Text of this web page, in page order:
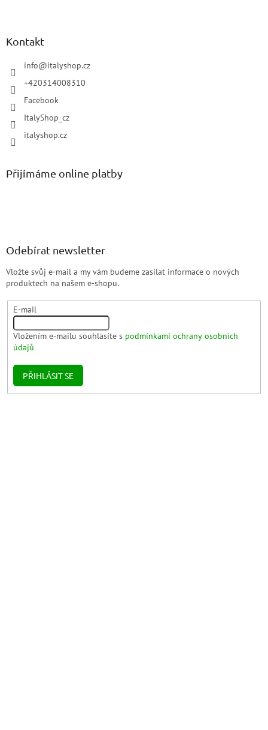
Kontakt
info@italyshop.cz
+420314008310
Facebook
ItalyShop_cz
italyshop.cz
Přijímáme online platby
Odebírat newsletter
Vložte svůj e-mail a my vám budeme zasílat informace o nových
produktech na našem e-shopu.
E-mail
Vložením e-mailu souhlasíte s podmínkami ochrany osobních
údajů
PŘIHLÁSIT SE